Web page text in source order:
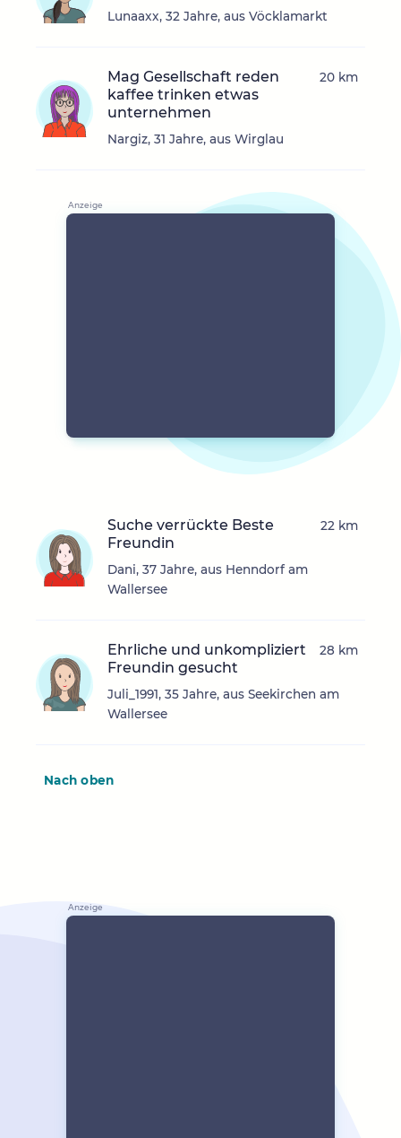
Lunaaxx, 32 Jahre, aus Vöcklamarkt
Mag Gesellschaft reden
kaffee trinken etwas
unternehmen
Nargiz, 31 Jahre, aus Wirglau
20 km
Suche verrückte Beste
Freundin
Dani, 37 Jahre, aus Henndorf am
Wallersee
22 km
Ehrliche und unkompliziert
Freundin gesucht
Juli_1991, 35 Jahre, aus Seekirchen am
Wallersee
28 km
Nach oben